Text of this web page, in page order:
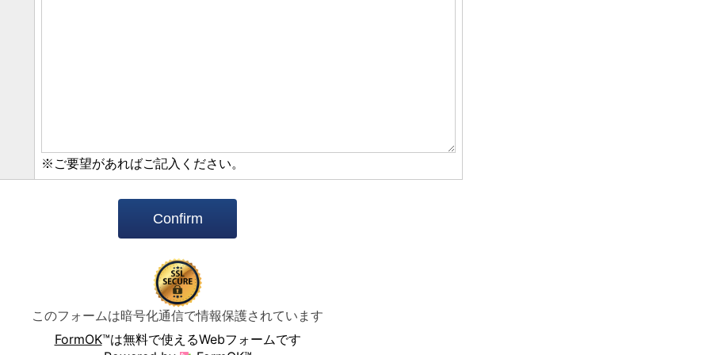
※ご要望があればご記入ください。
Confirm
このフォームは暗号化通信で情報保護されています
FormOK™は無料で使えるWebフォームです